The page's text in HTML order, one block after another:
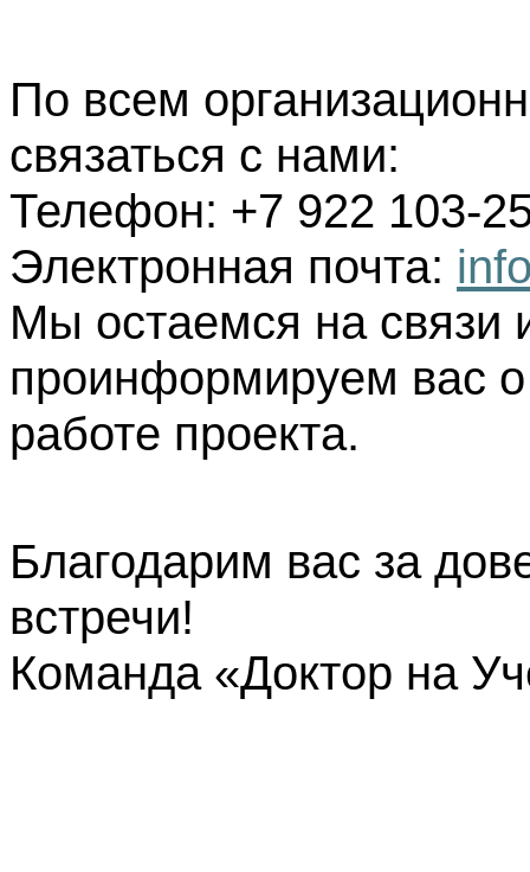
По всем
связаться с нами:
Телефон: +7 922 103-
Электронная почта:
Мы остаемся на связи
проинформируем вас
работе проекта.
Благодарим вас за
встречи!
Команда «Доктор на